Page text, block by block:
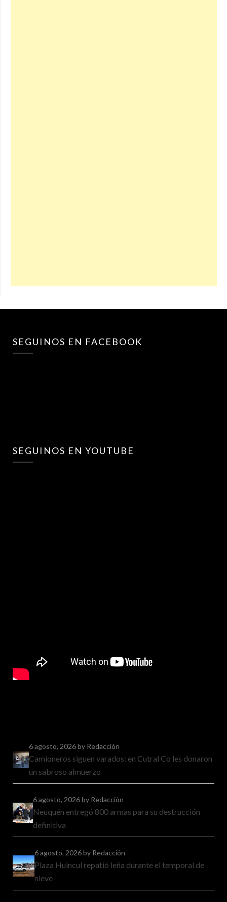
SEGUINOS EN FACEBOOK
SEGUINOS EN YOUTUBE
6 agosto, 2026by Redacción
Camioneros siguen varados: en Cutral Co les donaron
un sabroso almuerzo
6 agosto, 2026by Redacción
Neuquén entregó 800 armas para su destrucción
definitiva
6 agosto, 2026by Redacción
Plaza Huincul repatió leña durante el temporal de
nieve